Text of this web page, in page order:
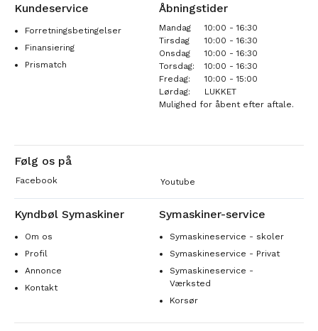
Kundeservice
Forretningsbetingelser
Finansiering
Prismatch
Åbningstider
Mandag
10:00 - 16:30
Tirsdag
10:00 - 16:30
Onsdag
10:00 - 16:30
Torsdag:
10:00 - 16:30
Fredag:
10:00 - 15:00
Lørdag:
LUKKET
Mulighed for åbent efter aftale.
Følg os på
Facebook Youtube
Kyndbøl Symaskiner
Om os
Profil
Annonce
Kontakt
Symaskiner-service
Symaskineservice - skoler
Symaskineservice - Privat
Symaskineservice -
Værksted
Korsør